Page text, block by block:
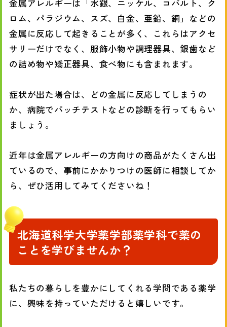
金属アレルギーは「水銀、ニッケル、コバルト、ク
ロム、パラジウム、スズ、白金、亜鉛、銅」などの
金属に反応して起きることが多く、これらはアクセ
サリーだけでなく、服飾小物や調理器具、銀歯など
の詰め物や矯正器具、食べ物にも含まれます。
症状が出た場合は、どの金属に反応してしまうの
か、病院でパッチテストなどの診断を行ってもらい
ましょう。
近年は金属アレルギーの方向けの商品がたくさん出
ているので、事前にかかりつけの医師に相談してか
ら、ぜひ活用してみてくださいね！
北海道科学大学薬学部薬学科で薬の
ことを学びませんか？
私たちの暮らしを豊かにしてくれる学問である薬学
に、興味を持っていただけると嬉しいです。